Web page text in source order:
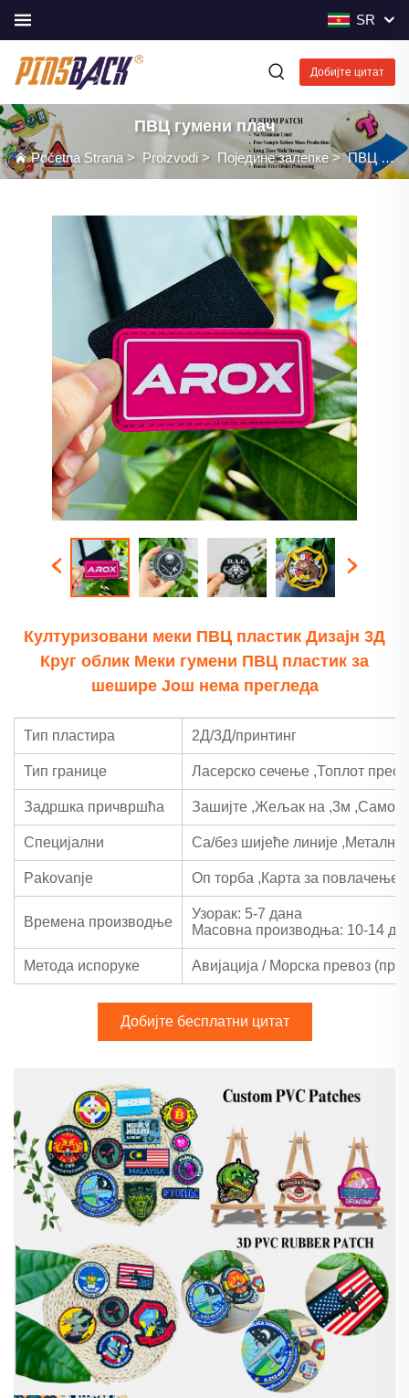
SR
Добијте цитат
ПВЦ гумени плач
Početna Strana> Proizvodi > Поједине залепке>ПВЦ гумени плач
Културизовани меки ПВЦ пластик Дизајн 3Д
Круг облик Меки гумени ПВЦ пластик за
шешире Још нема прегледа
Тип пластира 2Д/3Д/принтинг
Тип границе Ласерско сечење ,Топлот
Задршка причвршћа Зашијте ,Жељак на ,3м ,
Специјални Са/без шијеће линије ,Метални
Pakovanje Оп торба ,Карта за повлачење
Времена производње
Узорак: 5-7 дана
Масовна производња: 10-14
Метода испоруке Авијација / Морска превоз
Добијте бесплатни цитат